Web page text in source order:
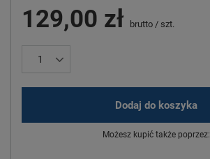
129,00 zł brutto / szt.
Dodaj do koszyka
Możesz kupić także poprzez: